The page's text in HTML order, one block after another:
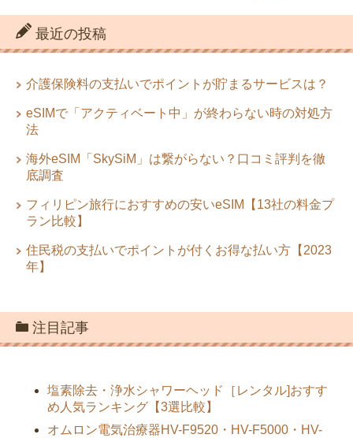
最近の投稿
介護保険料の支払いでポイントが貯まるサービスは？
eSIMで「アクティベート中」が終わらない時の対処方
法
海外eSIM「SkySiM」は繋がらない？口コミ評判を徹
底調査
フィリピン旅行におすすめの安いeSIM【13社の料金プ
ラン比較】
住民税の支払いでポイントが付くお得な払い方【2023
年】
注目記事
塩素除去・浄水シャワーヘッド［レンタル]おすす
め人気ランキング【3選比較】
オムロン電気治療器HV-F9520・HV-F5000・HV-